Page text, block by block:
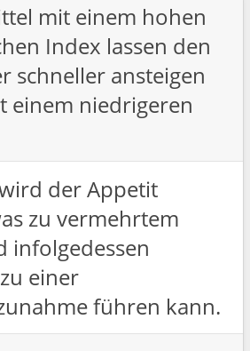
mit einem hohen
Index lassen den
schneller ansteigen
einem niedrigeren
der Appetit
zu vermehrtem
infolgedessen
einer
führen kann.